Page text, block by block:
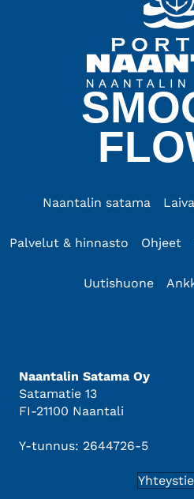
Naantalin satama
Palvelut & hinnasto Ohjeet
Uutishuone
Naantalin Satama Oy
Satamatie 13
FI-21100 Naantali
Y-tunnus: 2644726-5